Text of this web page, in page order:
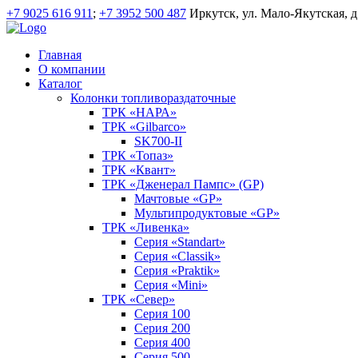
+7 9025 616 911 ; +7 3952 500 487 Иркутск, ул. Мало-Якутская,
Главная
О компании
Каталог
Колонки топливораздаточные
ТРК «НАРА»
ТРК «Gilbarco»
SK700-II
ТРК «Топаз»
ТРК «Квант»
ТРК «Дженерал Пампс» (GP)
Мачтовые «GP»
Мультипродуктовые «GP»
ТРК «Ливенка»
Серия «Standart»
Серия «Classik»
Серия «Praktik»
Серия «Mini»
ТРК «Север»
Серия 100
Серия 200
Серия 400